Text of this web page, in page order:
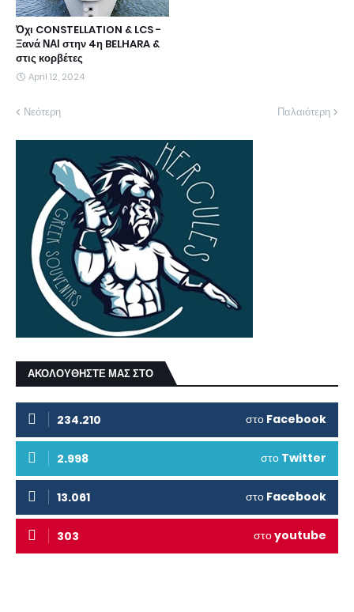
Όχι CONSTELLATION & LCS -
Ξανά ΝΑΙ στην 4η BELHARA &
στις κορβέτες
April 12, 2024
Νεότερη Παλαιότερη
ΑΚΟΛΟΥΘΗΣΤΕ ΜΑΣ ΣΤΟ
234.210 στο Facebook
2.998 στο Twitter
13.061 στο Facebook
303 στοyoutube